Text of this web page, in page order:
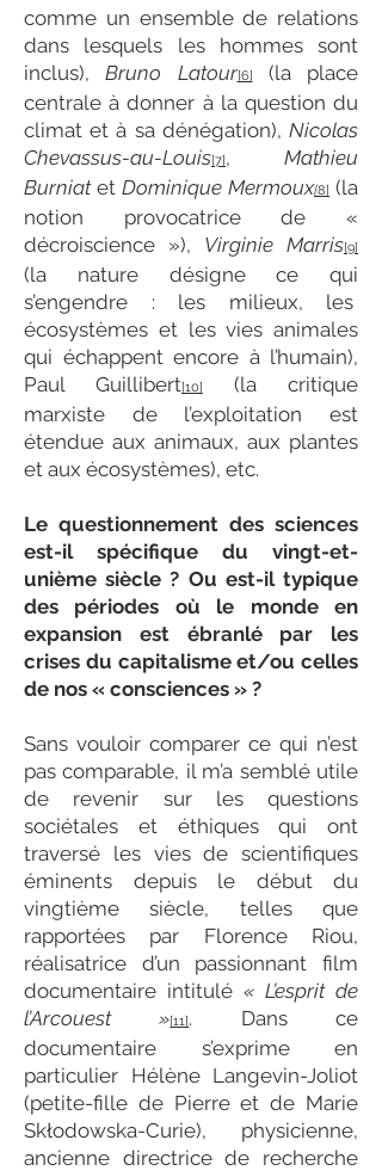
comme un ensemble de relations
dans lesquels les hommes sont
inclus),Bruno Latour[6]
(la place
centrale à donner à la question du
climat et à sa dénégation), Nicolas
Chevassus-au-Louis[7], Mathieu
Burniatet Dominique Mermoux[8] (la
notion provocatrice de «
décroiscience »), Virginie Marris[9]
(la nature désigne ce qui
s’engendre : les milieux, les
écosystèmes et les vies animales
qui échappent encore à l’humain),
Paul Guillibert[10]
(la critique
marxiste de l’exploitation est
étendue aux animaux, aux plantes
et aux écosystèmes), etc.
Le questionnement des sciences
est-il spécifique du vingt-et-
unième siècle ? Ou est-il typique
des périodes où le monde en
expansion est ébranlé par les
crises du capitalisme et/ou celles
de nos « consciences » ?
Sans vouloir comparer ce qui n’est
pas comparable, il m’a semblé utile
de revenir sur les questions
sociétales et éthiques qui ont
traversé les vies de scientifiques
éminents depuis le début du
vingtième siècle, telles que
rapportées par Florence Riou,
réalisatrice d’un passionnant film
documentaire intitulé « L’esprit de
l’Arcouest »[11]. Dans ce
documentaire s’exprime en
particulier Hélène Langevin-Joliot
(petite-fille de Pierre et de Marie
Skłodowska-Curie), physicienne,
ancienne directrice de recherche